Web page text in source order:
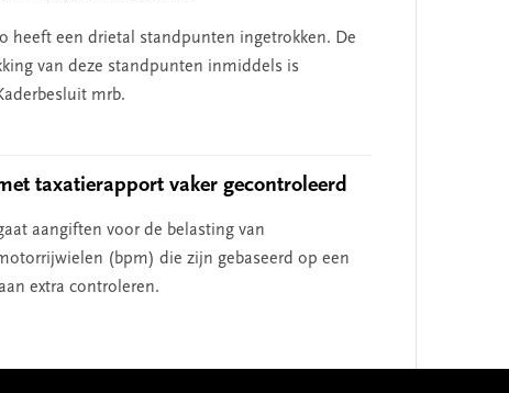
heeft een drietal standpunten ingetrokken. De
van deze standpunten inmiddels is
mrb.
taxatierapport vaker gecontroleerd
aangiften voor de belasting van
(bpm) die zijn gebaseerd op een
extra controleren.